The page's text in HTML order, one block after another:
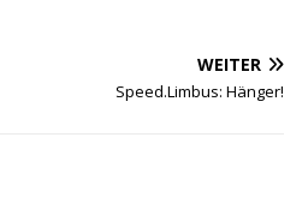
WEITER
Speed.Limbus: Hänger!